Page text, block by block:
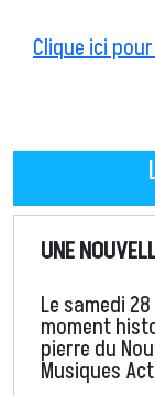
Clique ici
UNE
Le samedi
moment
pierre du
Musiques